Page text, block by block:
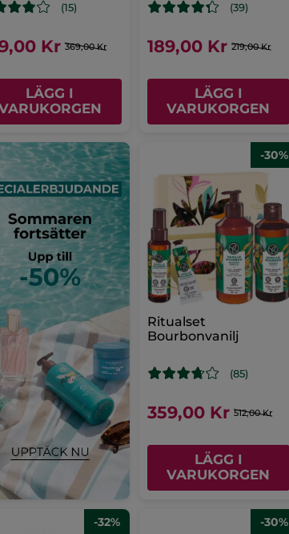
(15)
Kr 369,00 Kr
LÄGG I
(39)
189,00 Kr 219,00 Kr
LÄGG I
VARUKORGEN
-30%
Ritualset
Bourbonvanilj
(85)
359,00 Kr 512,00 Kr
LÄGG I
VARUKORGEN
-32% -30%